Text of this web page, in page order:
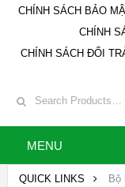
CHÍNH SÁCH BẢO
CHÍNH
CHÍNH SÁCH ĐỔI
MENU
QUICK LINKS Bộ